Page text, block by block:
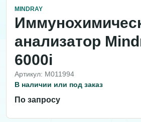
MINDRAY
анализатор
6000i
Артикул: M011994
В наличии или под заказ
По запросу